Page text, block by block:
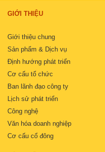
GIỚI THIỆU
Giới thiệu chung
Sản phẩm & Dịch vụ
Định hướng phát triển
Cơ cấu tổ chức
Ban lãnh đạo công ty
Lịch sử phát triển
Công nghệ
Văn hóa doanh nghiệp
Cơ cấu cổ đông